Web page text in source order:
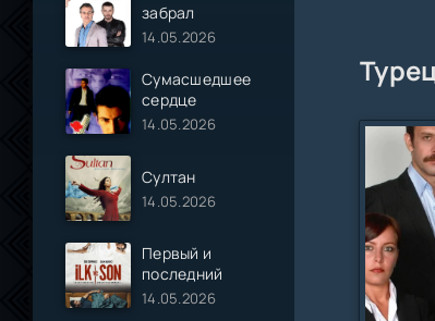
забрал
14.05.2026
Сумасшедшее
сердце
14.05.2026
Султан
14.05.2026
Первый и
последний
14.05.2026